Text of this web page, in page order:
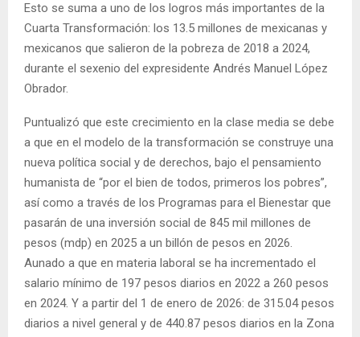
Esto se suma a uno de los logros más importantes de la
Cuarta Transformación: los 13.5 millones de mexicanas y
mexicanos que salieron de la pobreza de 2018 a 2024,
durante el sexenio del expresidente Andrés Manuel López
Obrador.
Puntualizó que este crecimiento en la clase media se debe
a que en el modelo de la transformación se construye una
nueva política social y de derechos, bajo el pensamiento
humanista de “por el bien de todos, primeros los pobres”,
así como a través de los Programas para el Bienestar que
pasarán de una inversión social de 845 mil millones de
pesos (mdp) en 2025 a un billón de pesos en 2026.
Aunado a que en materia laboral se ha incrementado el
salario mínimo de 197 pesos diarios en 2022 a 260 pesos
en 2024. Y a partir del 1 de enero de 2026: de 315.04 pesos
diarios a nivel general y de 440.87 pesos diarios en la Zona